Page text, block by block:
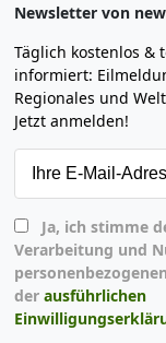
Newsletter von
Täglich kostenlos &
informiert:
Regionales und
Jetzt anmelden!
Verarbeitung und
der ausführlichen